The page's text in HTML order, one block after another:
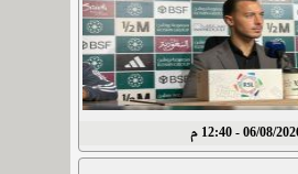
08/2026 - 12:40 م